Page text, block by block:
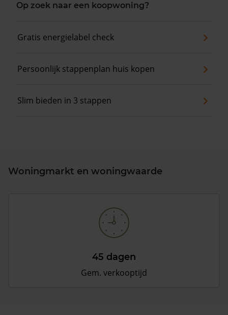
Op zoek naar een koopwoning?
Gratis energielabel check
Persoonlijk stappenplan huis kopen
Slim bieden in 3 stappen
Woningmarkt en woningwaarde
45 dagen
Gem. verkooptijd